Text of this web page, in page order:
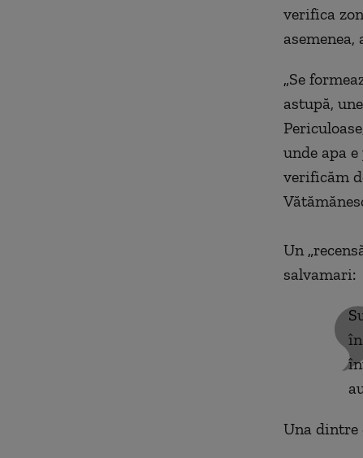
verifica
„Se
astupă,
unde apa
verificăm
Un „
salvamari:
S
Una dintre